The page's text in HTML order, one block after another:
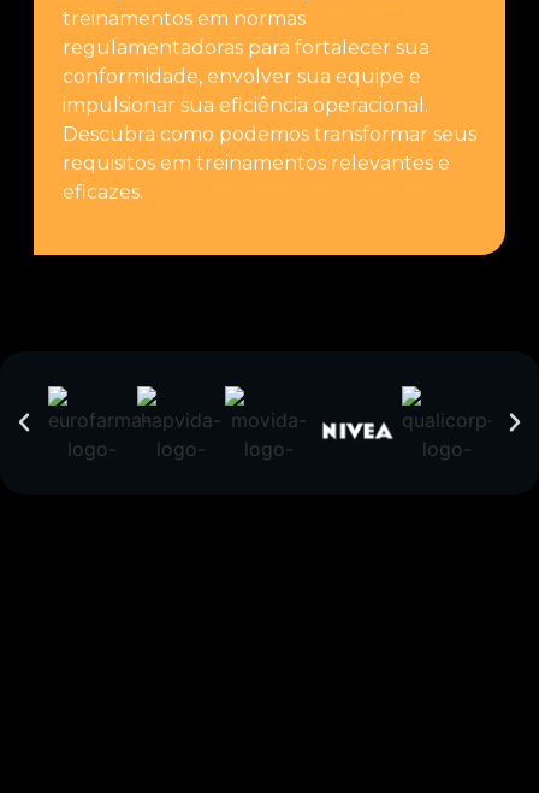
treinamentos em normas
regulamentadoras para fortalecer sua
conformidade, envolver sua equipe e
impulsionar sua eficiência operacional.
Descubra como podemos transformar seus
requisitos em treinamentos relevantes e
eficazes.